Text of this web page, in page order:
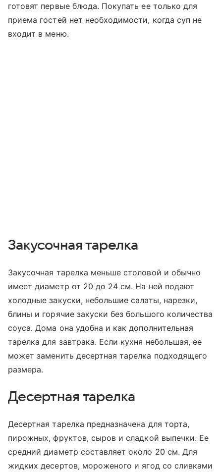
готовят первые блюда. Покупать ее только для
приема гостей нет необходимости, когда суп не
входит в меню.
Закусочная тарелка
Закусочная тарелка меньше столовой и обычно
имеет диаметр от 20 до 24 см. На ней подают
холодные закуски, небольшие салаты, нарезки,
блины и горячие закуски без большого количества
соуса. Дома она удобна и как дополнительная
тарелка для завтрака. Если кухня небольшая, ее
может заменить десертная тарелка подходящего
размера.
Десертная тарелка
Десертная тарелка предназначена для торта,
пирожных, фруктов, сыров и сладкой выпечки. Ее
средний диаметр составляет около 20 см. Для
жидких десертов, мороженого и ягод со сливками